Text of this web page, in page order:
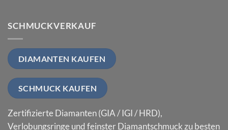
SCHMUCKVERKAUF
DIAMANTEN KAUFEN
SCHMUCK KAUFEN
Zertifizierte Diamanten (GIA / IGI / HRD),
Verlobungsringe und feinster Diamantschmuck zu besten